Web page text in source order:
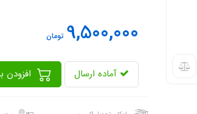
9,500,000 تومان
آماده ارسال